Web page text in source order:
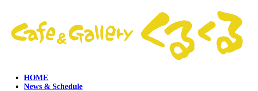
HOME
News & Schedule